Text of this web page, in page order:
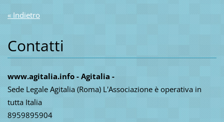
« Indietro
Contatti
www.agitalia.info - Agitalia -
Sede Legale Agitalia (Roma) L'Associazione è operativa in
tutta Italia
8959895904